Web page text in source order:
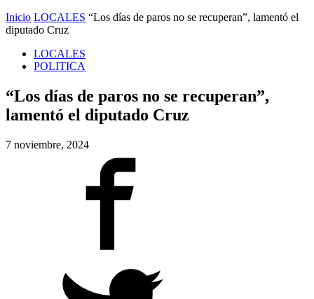
Inicio LOCALES “Los días de paros no se recuperan”, lamentó el
diputado Cruz
LOCALES
POLITICA
“Los días de paros no se recuperan”,
lamentó el diputado Cruz
7 noviembre, 2024